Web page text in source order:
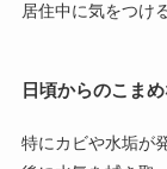
居住中に気をつけ
日頃からのこま
特にカビや水垢が